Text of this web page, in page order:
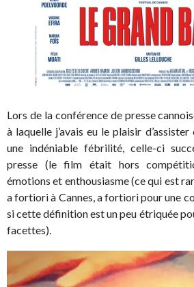
Lors de la conférence de presse
à laquelle j’avais eu le plaisir
une indéniable fébrilité, celle-ci
presse (le film était hors
émotions et enthousiasme (ce qui est
a fortiori à Cannes, a fortiori pour une
si cette définition est un peu étriquée
facettes).